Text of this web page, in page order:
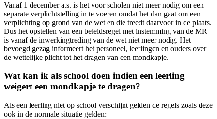
Vanaf 1 december a.s. is het voor scholen niet meer nodig om een
separate verplichtstelling in te voeren omdat het dan gaat om een
verplichting op grond van de wet en die treedt daarvoor in de plaats.
Dus het opstellen van een beleidsregel met instemming van de MR
is vanaf de inwerkingtreding van de wet niet meer nodig. Het
bevoegd gezag informeert het personeel, leerlingen en ouders over
de wettelijke plicht tot het dragen van een mondkapje.
Wat kan ik als school doen indien een leerling
weigert een mondkapje te dragen?
Als een leerling niet op school verschijnt gelden de regels zoals deze
ook in de normale situatie gelden: